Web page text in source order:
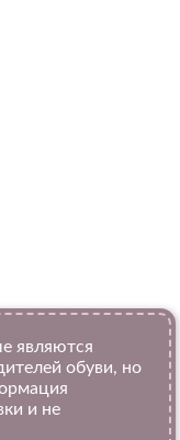
являются
обуви, но
и не